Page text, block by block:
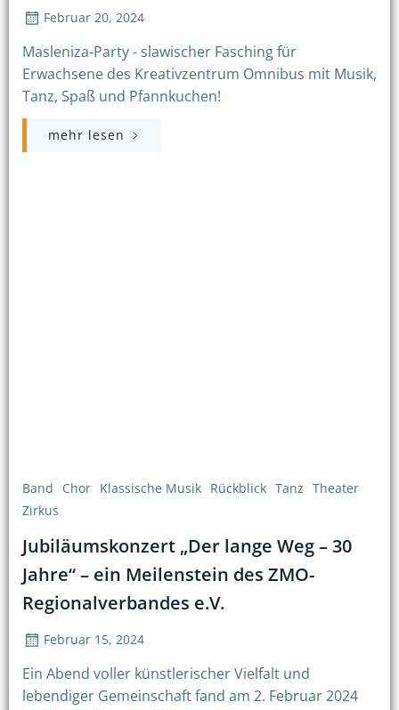
Februar 20, 2024
Masleniza-Party - slawischer Fasching für
Erwachsene des Kreativzentrum Omnibus mit Musik,
Tanz, Spaß und Pfannkuchen!
mehr lesen
Band Chor Klassische Musik Rückblick Tanz Theater
Zirkus
Jubiläumskonzert „Der lange Weg – 30
Jahre“ – ein Meilenstein des ZMO-
Regionalverbandes e.V.
Februar 15, 2024
Ein Abend voller künstlerischer Vielfalt und
lebendiger Gemeinschaft fand am 2. Februar 2024